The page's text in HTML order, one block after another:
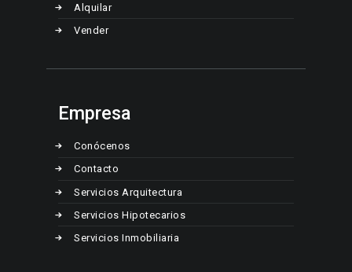
Alquilar
Vender
Empresa
Conócenos
Contacto
Servicios Arquitectura
Servicios Hipotecarios
Servicios Inmobiliaria